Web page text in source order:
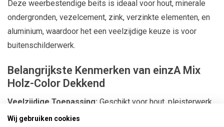
Deze weerbestendige beits is ideaal voor hout, minerale
ondergronden, vezelcement, zink, verzinkte elementen, en
aluminium, waardoor het een veelzijdige keuze is voor
buitenschilderwerk.
Belangrijkste Kenmerken van einzA Mix
Holz-Color Dekkend
Veelzijdige Toepassing: Geschikt voor hout, pleisterwerk,
metselwerk, boten, vezelcement, en non-ferro metalen.
Wij gebruiken cookies